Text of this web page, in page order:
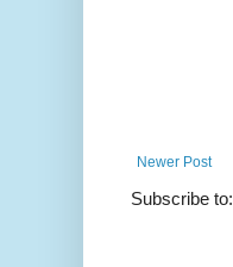
Newer Post
Subscribe to: